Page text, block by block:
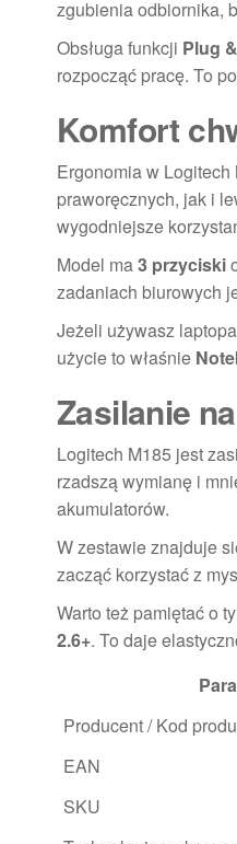
zgubienia odbiornika,
Obsługa funkcji Plug
rozpocząć pracę. To
Komfort
Ergonomia w
praworęcznych, jak i
wygodniejsze
Model ma3 przyciski
zadaniach biurowych
Jeżeli używasz
użycie to właśnie
Zasilanie
Logitech M185 jest
rzadszą wymianę i
akumulatorów.
W zestawie znajduje
zacząć korzystać z
Warto też pamiętać o
2.6+. To daje
Producent / Kod
EAN
SKU